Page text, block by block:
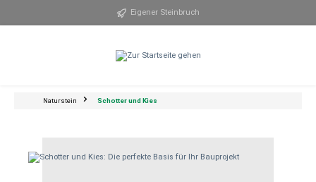
Eigener Steinbruch
Naturstein Schotter und Kies